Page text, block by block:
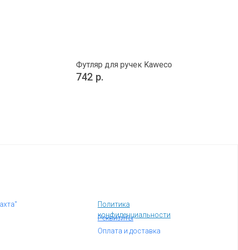
Футляр для ручек Kaweco
742 р.
Политика
конфиденциальности
Реквизиты
Оплата и доставка